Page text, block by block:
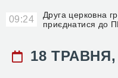
09:24
Друга церковна
приєднатися
18 ТРАВНЯ,